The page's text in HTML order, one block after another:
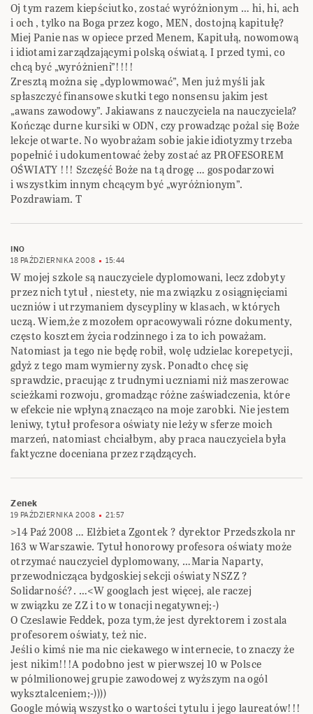
Oj tym razem kiepściutko, zostać wyróżnionym … hi, hi, ach
i och , tylko na Boga przez kogo, MEN, dostojną kapitułę?
Miej Panie nas w opiece przed Menem, Kapitułą, nowomową
i idiotami zarządzającymi polską oświatą. I przed tymi, co
chcą być „wyróżnieni”!!!!
Zresztą można się „dyplowmować”, Men już myśli jak
spłaszczyć finansowe skutki tego nonsensu jakim jest
„awans zawodowy”. Jakiawans z nauczyciela na nauczyciela?
Kończąc durne kursiki w ODN, czy prowadząc pożal się Boże
lekcje otwarte. No wyobrażam sobie jakie idiotyzmy trzeba
popełnić i udokumentować żeby zostać az PROFESOREM
OŚWIATY !!! Szczęść Boże na tą drogę … gospodarzowi
i wszystkim innym chcącym być „wyróżnionym”.
Pozdrawiam. T
INO
18 PAŹDZIERNIKA 2008
15:44
W mojej szkole są nauczyciele dyplomowani, lecz zdobyty
przez nich tytuł , niestety, nie ma związku z osiągnięciami
uczniów i utrzymaniem dyscypliny w klasach, w których
uczą. Wiem,że z mozołem opracowywali rózne dokumenty,
często kosztem życia rodzinnego i za to ich poważam.
Natomiast ja tego nie będę robił, wolę udzielac korepetycji,
gdyż z tego mam wymierny zysk. Ponadto chcę się
sprawdzic, pracując z trudnymi uczniami niż maszerowac
scieżkami rozwoju, gromadząc różne zaświadczenia, które
w efekcie nie wpłyną znacząco na moje zarobki. Nie jestem
leniwy, tytuł profesora oświaty nie leży w sferze moich
marzeń, natomiast chciałbym, aby praca nauczyciela była
faktyczne doceniana przez rządzących.
Zenek
19 PAŹDZIERNIKA 2008 21:57
>14 Paź 2008 … Elżbieta Zgontek ? dyrektor Przedszkola nr
163 w Warszawie. Tytuł honorowy profesora oświaty może
otrzymać nauczyciel dyplomowany, …Maria Naparty,
przewodnicząca bydgoskiej sekcji oświaty NSZZ ?
Solidarność?. …<W googlach jest więcej, ale raczej
w związku ze ZZ i to w tonacji negatywnej;-)
O Czeslawie Feddek, poza tym,że jest dyrektorem i zostala
profesorem oświaty, też nic.
Jeśli o kimś nie ma nic ciekawego w internecie, to znaczy że
jest nikim!!!A podobno jest w pierwszej 10 w Polsce
w pólmilionowej grupie zawodowej z wyższym na ogól
wyksztalceniem;-))))
Google mówią wszystko o wartości tytulu i jego laureatów!!!